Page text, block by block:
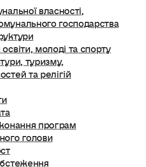
власності,
господарства
молоді та спорту
туризму,
та релігій
програм
голови